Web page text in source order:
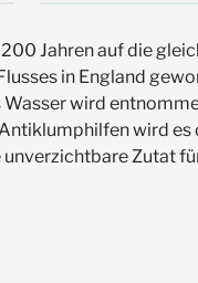
Jahren auf die
in England
wird
wird
unverzichtbare Zutat